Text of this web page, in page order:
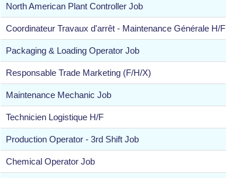
North American Plant Controller Job
Coordinateur Travaux d'arrêt - Maintenance Générale H/F
Packaging & Loading Operator Job
Responsable Trade Marketing (F/H/X)
Maintenance Mechanic Job
Technicien Logistique H/F
Production Operator - 3rd Shift Job
Chemical Operator Job